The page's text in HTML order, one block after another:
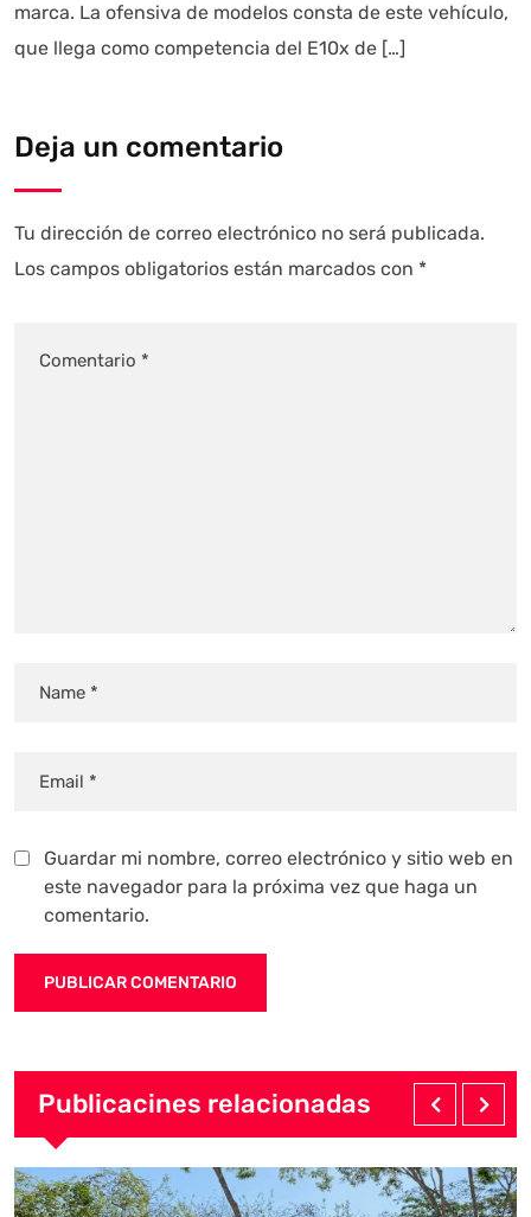
marca. La ofensiva de modelos consta de este vehículo,
que llega como competencia del E10x de […]
Deja un comentario
Tu dirección de correo electrónico no será publicada.
Los campos obligatorios están marcados con *
Guardar mi nombre, correo electrónico y sitio web en
este navegador para la próxima vez que haga un
comentario.
Publicacines relacionadas